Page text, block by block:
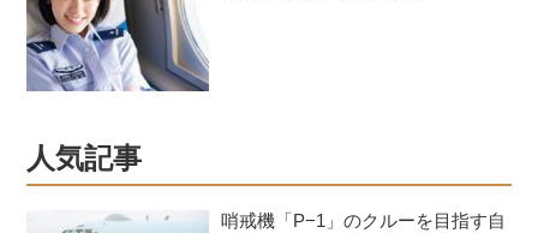
人気記事
哨戒機「P−1」のクルーを目指す自